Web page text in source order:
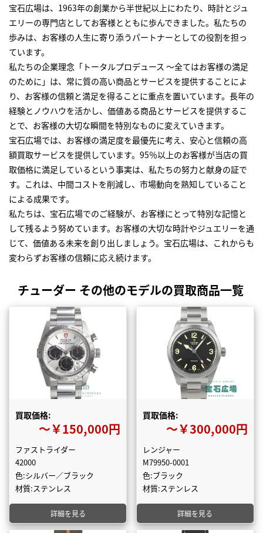
宝石広場は、1963年の創業から半世紀以上にわたり、時計とジュ
エリーの専門店としてお客様とともに歩んできました。私たちの
歩みは、お客様の人生に寄り添うパートナーとしての役割を担っ
ています。
私たちの企業理念「トータルプロデュース ～全てはお客様の満足
のために」は、常に質の高い商品とサービスを提供することによ
り、お客様の信頼と満足を得ることに重点を置いています。長年の
経験とノウハウを活かし、価値ある商品とサービスを提供するこ
とで、お客様の大切な瞬間を特別なものに変えていきます。
宝石広場では、お客様の満足度を最優先に考え、安心と信頼の高
額買取サービスを提供しています。95％以上のお客様が当店の買
取価格に満足しているという事実は、私たちの努力と献身の証で
す。これは、中間コストを削減し、市場動向を熟知していること
による成果です。
私たちは、宝石広場でのご経験が、お客様にとって特別な記憶と
して残るよう努めています。お客様の大切な時計やジュエリーを通
じて、価値ある未来を創り出しましょう。宝石広場は、これからも
変わらずお客様の信頼に応え続けます。
チューダー その他のモデルの買取商品一覧
買取価格:
〜￥150,000円
ファストライダー
42000
色:シルバー／ブラック
材質:ステンレス
詳細を見る
買取価格:
〜￥300,000円
レンジャー
M79950-0001
色:ブラック
材質:ステンレス
詳細を見る